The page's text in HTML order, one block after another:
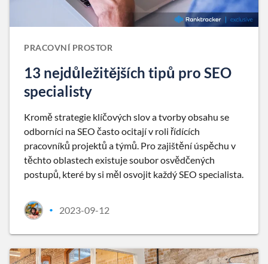
PRACOVNÍ PROSTOR
13 nejdůležitějších tipů pro SEO
specialisty
Kromě strategie klíčových slov a tvorby obsahu se
odborníci na SEO často ocitají v roli řídících
pracovníků projektů a týmů. Pro zajištění úspěchu v
těchto oblastech existuje soubor osvědčených
postupů, které by si měl osvojit každý SEO specialista.
• 2023-09-12